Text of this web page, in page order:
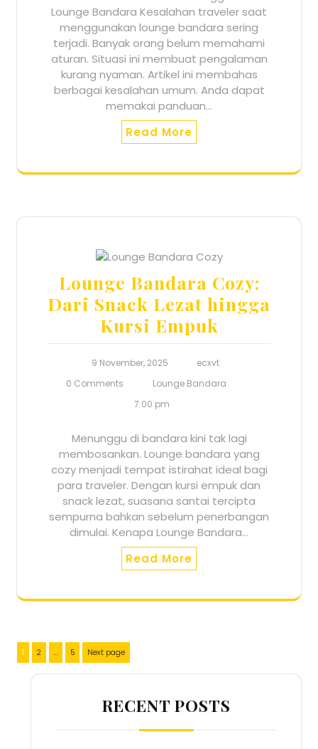
Lounge Bandara Kesalahan traveler saat
menggunakan lounge bandara sering
terjadi. Banyak orang belum memahami
aturan. Situasi ini membuat pengalaman
kurang nyaman. Artikel ini membahas
berbagai kesalahan umum. Anda dapat
memakai panduan…
Read More
Lounge Bandara Cozy:
Dari Snack Lezat hingga
Kursi Empuk
9 November, 2025
ecxvt
0 Comments
Lounge Bandara
7:00 pm
Menunggu di bandara kini tak lagi
membosankan. Lounge bandara yang
cozy menjadi tempat istirahat ideal bagi
para traveler. Dengan kursi empuk dan
snack lezat, suasana santai tercipta
sempurna bahkan sebelum penerbangan
dimulai. Kenapa Lounge Bandara…
Read More
Posts
pagination
Page
1 Page
2 … Page
5 Next page
RECENT POSTS